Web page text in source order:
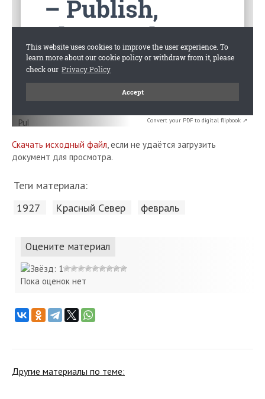
Convert your PDF to digital flipbook ↗
Скачать исходный файл, если не удаётся загрузить
документ для просмотра.
Теги материала:
1927 Красный Cевер февраль
Оцените материал
Пока оценок нет
Другие материалы по теме: